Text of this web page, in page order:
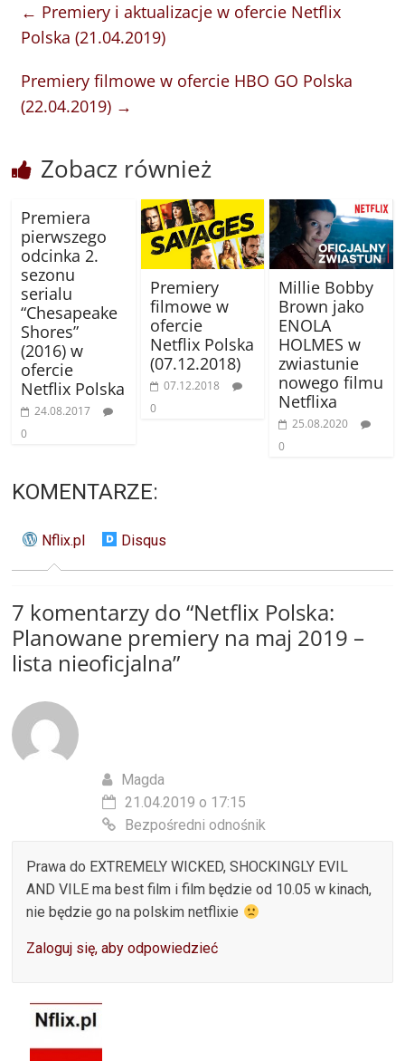
← Premiery i aktualizacje w ofercie Netflix
Polska (21.04.2019)
Premiery filmowe w ofercie HBO GO Polska
(22.04.2019) →
Zobacz również
Premiera
pierwszego
odcinka 2.
sezonu
serialu
“Chesapeake
Shores”
(2016) w
ofercie
Netflix Polska
24.08.2017
0
Premiery
filmowe w
ofercie
Netflix Polska
(07.12.2018)
07.12.2018
0
Millie Bobby
Brown jako
ENOLA
HOLMES w
zwiastunie
nowego filmu
Netflixa
25.08.2020
0
KOMENTARZE:
Nflix.pl Disqus
7 komentarzy do “Netflix Polska:
Planowane premiery na maj 2019 –
lista nieoficjalna”
Magda
21.04.2019 o 17:15
Bezpośredni odnośnik
Prawa do EXTREMELY WICKED, SHOCKINGLY EVIL
AND VILE ma best film i film będzie od 10.05 w kinach,
nie będzie go na polskim netflixie
Zaloguj się, aby odpowiedzieć